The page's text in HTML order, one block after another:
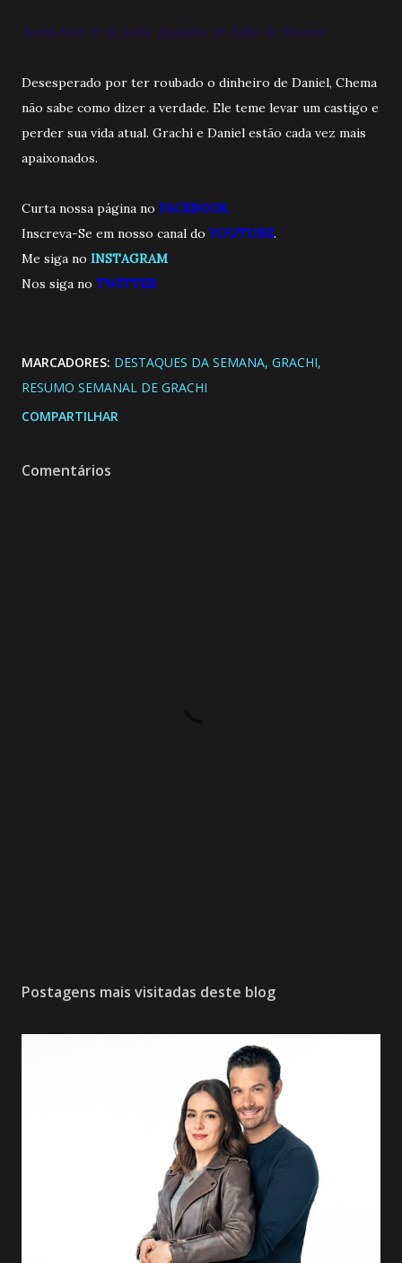
Sexta-feira 17 de julho. Episódio 35: Rabo de Macaco
Desesperado por ter roubado o dinheiro de Daniel, Chema
não sabe como dizer a verdade. Ele teme levar um castigo e
perder sua vida atual. Grachi e Daniel estão cada vez mais
apaixonados.
Curta nossa página no FACEBOOK.
Inscreva-Se em nosso canal do YOUTUBE.
Me siga no INSTAGRAM
Nos siga no TWITTER
MARCADORES: DESTAQUES DA SEMANA GRACHI
RESUMO SEMANAL DE GRACHI
COMPARTILHAR
Comentários
Postagens mais visitadas deste blog